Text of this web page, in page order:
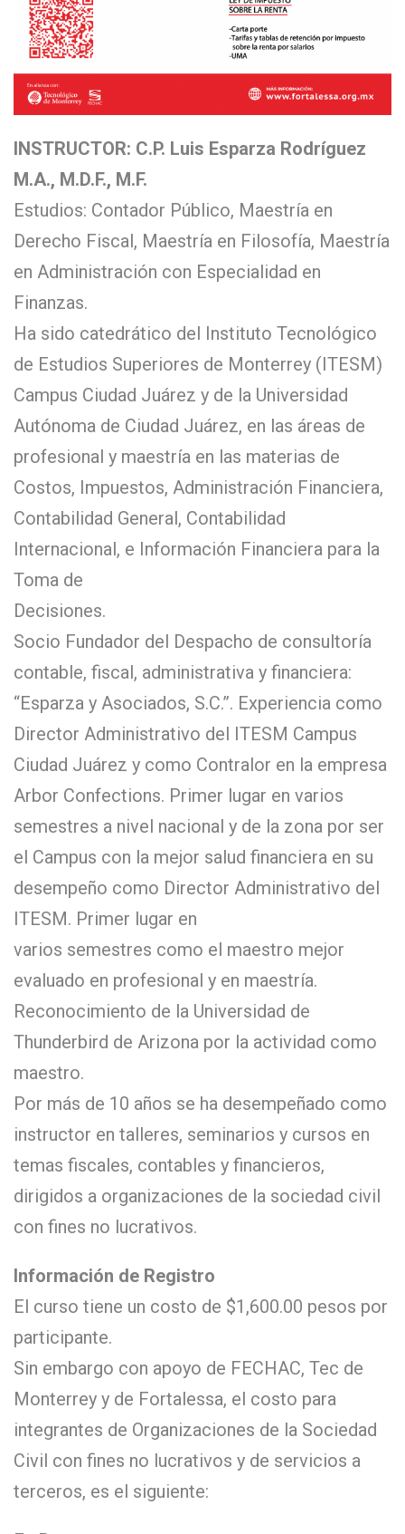
INSTRUCTOR: C.P. Luis Esparza Rodríguez
M.A., M.D.F., M.F.
Estudios: Contador Público, Maestría en
Derecho Fiscal, Maestría en Filosofía, Maestría
en Administración con Especialidad en
Finanzas.
Ha sido catedrático del Instituto Tecnológico
de Estudios Superiores de Monterrey (ITESM)
Campus Ciudad Juárez y de la Universidad
Autónoma de Ciudad Juárez, en las áreas de
profesional y maestría en las materias de
Costos, Impuestos, Administración Financiera,
Contabilidad General, Contabilidad
Internacional, e Información Financiera para la
Toma de
Decisiones.
Socio Fundador del Despacho de consultoría
contable, fiscal, administrativa y financiera:
“Esparza y Asociados, S.C.”. Experiencia como
Director Administrativo del ITESM Campus
Ciudad Juárez y como Contralor en la empresa
Arbor Confections. Primer lugar en varios
semestres a nivel nacional y de la zona por ser
el Campus con la mejor salud financiera en su
desempeño como Director Administrativo del
ITESM. Primer lugar en
varios semestres como el maestro mejor
evaluado en profesional y en maestría.
Reconocimiento de la Universidad de
Thunderbird de Arizona por la actividad como
maestro.
Por más de 10 años se ha desempeñado como
instructor en talleres, seminarios y cursos en
temas fiscales, contables y financieros,
dirigidos a organizaciones de la sociedad civil
con fines no lucrativos.
Información de Registro
El curso tiene un costo de $1,600.00 pesos por
participante.
Sin embargo con apoyo de FECHAC, Tec de
Monterrey y de Fortalessa, el costo para
integrantes de Organizaciones de la Sociedad
Civil con fines no lucrativos y de servicios a
terceros, es el siguiente: